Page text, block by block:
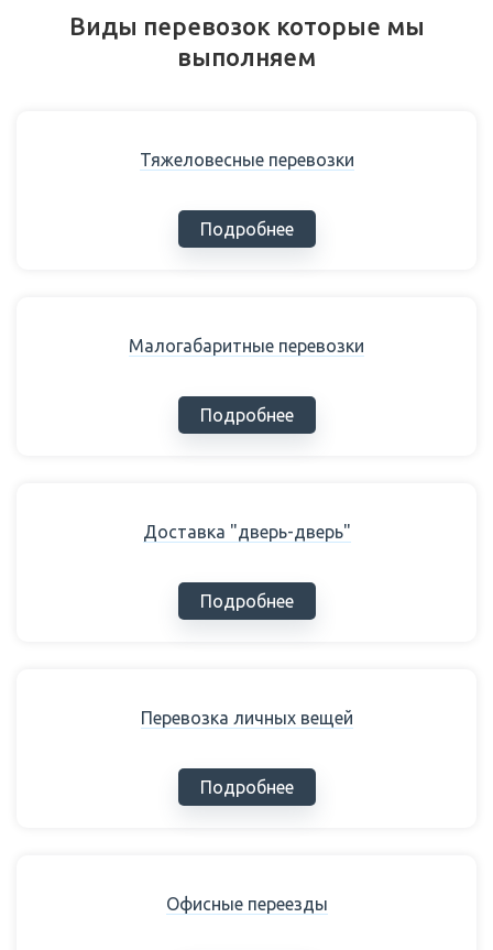
Виды перевозок которые мы
выполняем
Тяжеловесные перевозки
Подробнее
Малогабаритные перевозки
Подробнее
Доставка "дверь-дверь"
Подробнее
Перевозка личных вещей
Подробнее
Офисные переезды